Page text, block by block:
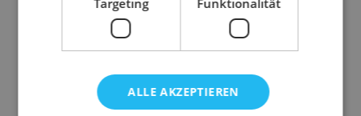
Anwendung
Transport
Granulaten, Agrar-
Ausführung
Oben Schürze, unten
Auslaufstutzen
ALLE AKZEPTIEREN